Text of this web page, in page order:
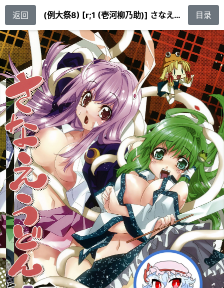
返回 (例大祭8) [r;1 (壱河柳乃助)] さなえうどん1玉 (東方Project) [79%汉化组] 目录